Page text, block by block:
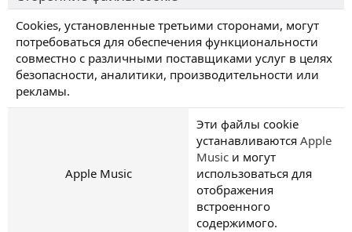
Cookies, установленные третьими сторонами, могут
потребоваться для обеспечения функциональности
совместно с различными поставщиками услуг в целях
безопасности, аналитики, производительности или
рекламы.
Apple Music
Эти файлы cookie
устанавливаются Apple
Music и могут
использоваться для
отображения
встроенного
содержимого.